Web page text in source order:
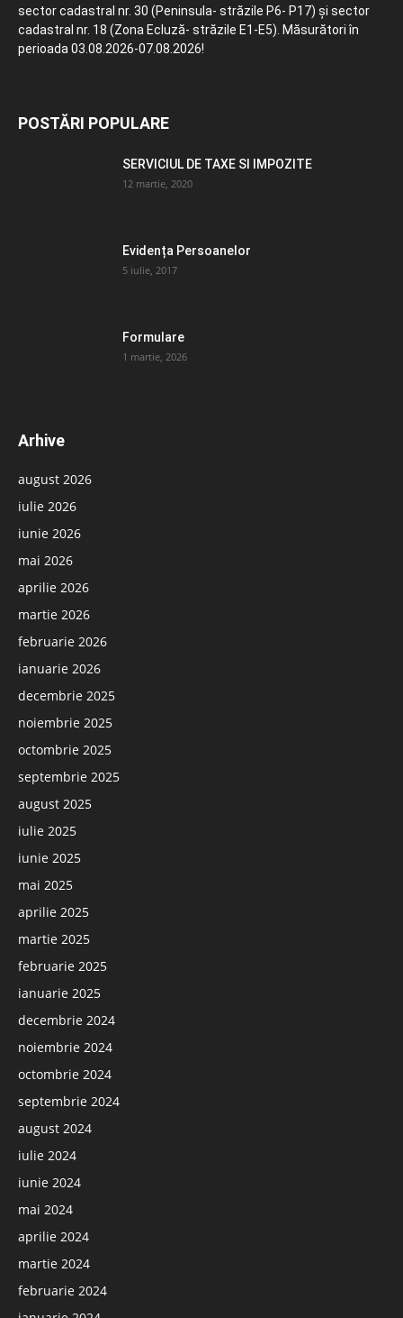
sector cadastral nr. 30 (Peninsula- străzile P6- P17) și sector
cadastral nr. 18 (Zona Ecluză- străzile E1-E5). Măsurători în
perioada 03.08.2026-07.08.2026!
POSTĂRI POPULARE
SERVICIUL DE TAXE SI IMPOZITE
12 martie, 2020
Evidența Persoanelor
5 iulie, 2017
Formulare
1 martie, 2026
Arhive
august 2026
iulie 2026
iunie 2026
mai 2026
aprilie 2026
martie 2026
februarie 2026
ianuarie 2026
decembrie 2025
noiembrie 2025
octombrie 2025
septembrie 2025
august 2025
iulie 2025
iunie 2025
mai 2025
aprilie 2025
martie 2025
februarie 2025
ianuarie 2025
decembrie 2024
noiembrie 2024
octombrie 2024
septembrie 2024
august 2024
iulie 2024
iunie 2024
mai 2024
aprilie 2024
martie 2024
februarie 2024